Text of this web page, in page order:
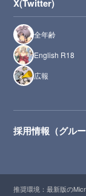
X(Twitter)
全年齢
English R18
広報
採用情報（グル
推奨環境：最新版の